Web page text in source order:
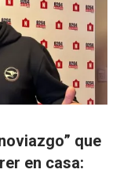
que
en casa: